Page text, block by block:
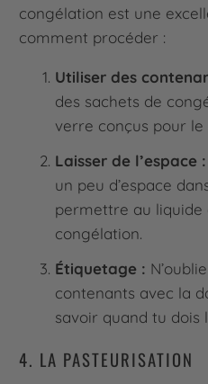
congélation est une
comment procéder :
Utiliser des
des sachets de
verre conçus pour le
Laisser de l’espace :
un peu d’espace
permettre au liquide
congélation.
Étiquetage :
contenants avec la
savoir quand tu dois
4. LA PASTEURISATION